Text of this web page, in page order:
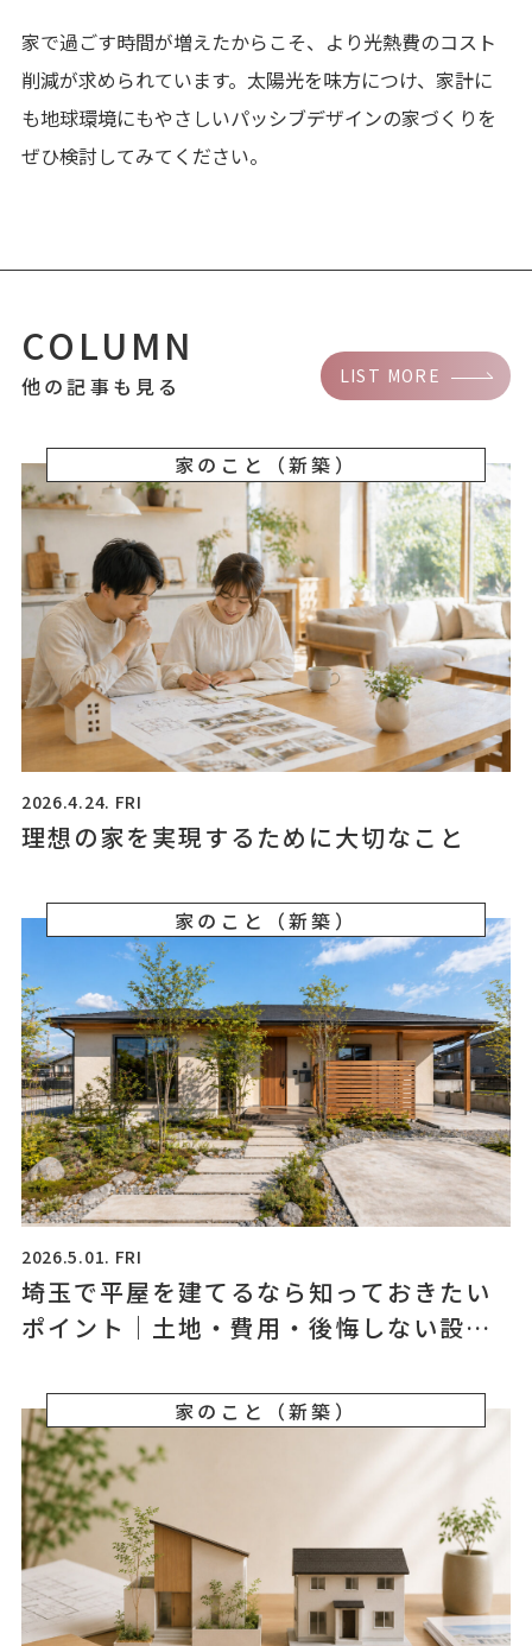
家で過ごす時間が増えたからこそ、より光熱費のコスト
削減が求められています。太陽光を味方につけ、家計に
も地球環境にもやさしいパッシブデザインの家づくりを
ぜひ検討してみてください。
COLUMN
他の記事も見る LIST MORE
家のこと（新築）
2026.4.24. FRI
理想の家を実現するために大切なこと
家のこと（新築）
2026.5.01. FRI
埼玉で平屋を建てるなら知っておきたい
ポイント｜土地・費用・後悔しない設計
家のこと（新築）